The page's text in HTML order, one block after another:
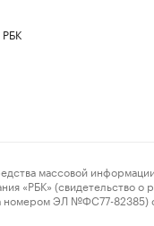
массовой
«РБК» (свидетельство о
номером ЭЛ №ФС77-